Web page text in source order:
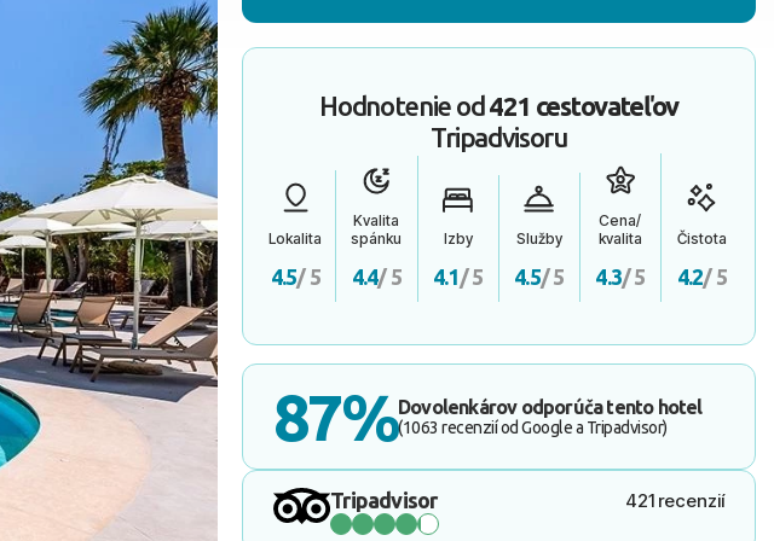
Hodnotenie od421 cestovateľov
Tripadvisoru
Lokalita
4.5/ 5
Kvalita
spánku
4.4/ 5
Izby
4.1/ 5
Služby
4.5/ 5
Cena/
kvalita
4.3/ 5
Čistota
4.2/ 5
87%Dovolenkárov odporúča tento hotel
(1063 recenzií od Google a Tripadvisor)
Tripadvisor 421 recenzií